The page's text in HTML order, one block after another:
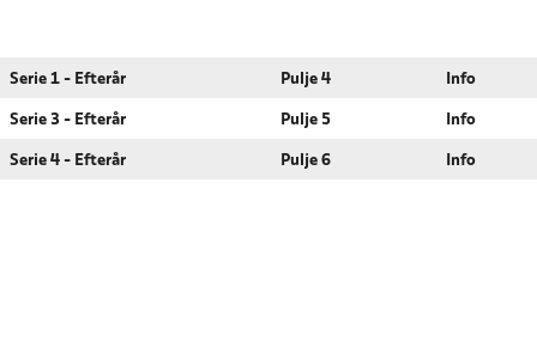
Serie 1 - Efterår Pulje 4 Info
Serie 3 - Efterår Pulje 5 Info
Serie 4 - Efterår Pulje 6 Info